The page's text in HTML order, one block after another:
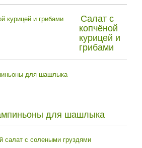
Салат с
копчёной
курицей и
грибами
для шашлыка